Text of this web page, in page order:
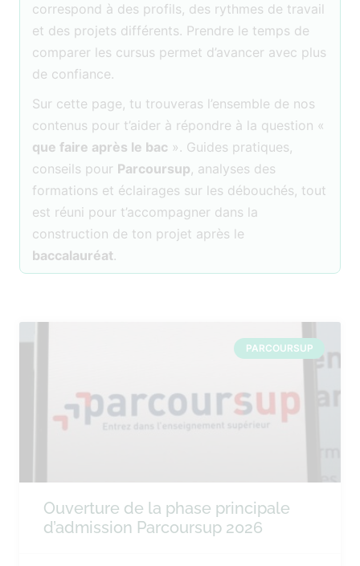
correspond à des profils, des rythmes de travail
et des projets différents. Prendre le temps de
comparer les cursus permet d’avancer avec plus
de confiance.
Sur cette page, tu trouveras l’ensemble de nos
contenus pour t’aider à répondre à la question «
que faire après le bac ». Guides pratiques,
conseils pour Parcoursup, analyses des
formations et éclairages sur les débouchés, tout
est réuni pour t’accompagner dans la
construction de ton projet après le
baccalauréat.
PARCOURSUP
Ouverture de la phase principale
d’admission Parcoursup 2026